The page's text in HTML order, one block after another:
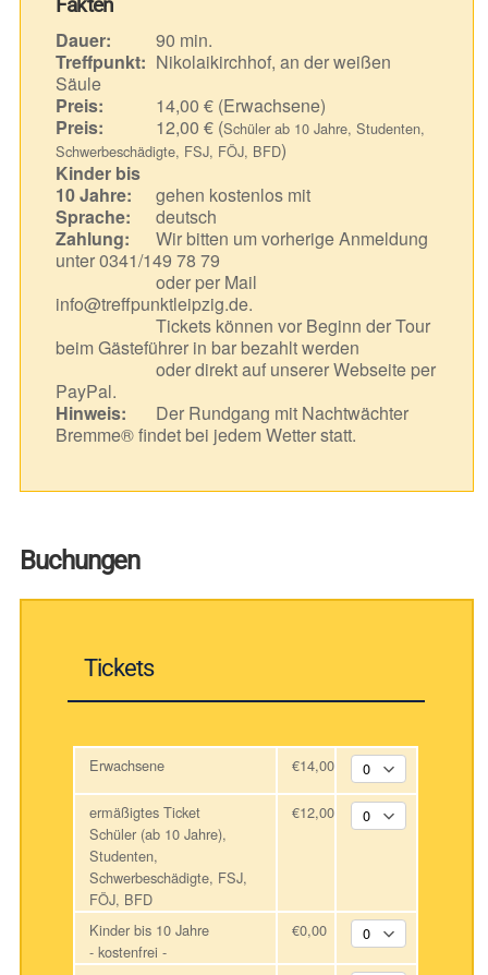
Dauer:
90 min.
Treffpunkt: Nikolaikirchhof, an der weißen
Säule
Preis:
14,00 € (Erwachsene)
Preis:
12,00 € (Schüler ab 10 Jahre, Studenten,
Schwerbeschädigte, FSJ, FÖJ, BFD)
Kinder bis
10 Jahre:
gehen kostenlos mit
Sprache:
deutsch
Zahlung:
Wir bitten um vorherige Anmeldung
unter 0341/149 78 79
oder per Mail
info@treffpunktleipzig.de.
Tickets können vor Beginn der Tour
beim Gästeführer in bar bezahlt werden
oder direkt auf unserer Webseite per
PayPal.
Hinweis:
Der Rundgang mit Nachtwächter
Bremme® findet bei jedem Wetter statt.
Buchungen
Tickets
Erwachsene €14,00
ermäßigtes Ticket
Schüler (ab 10 Jahre),
Studenten,
Schwerbeschädigte, FSJ,
FÖJ, BFD
€12,00
Kinder bis 10 Jahre
- kostenfrei -
€0,00